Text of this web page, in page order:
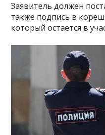
Заявитель должен
также подпись в
который остается в